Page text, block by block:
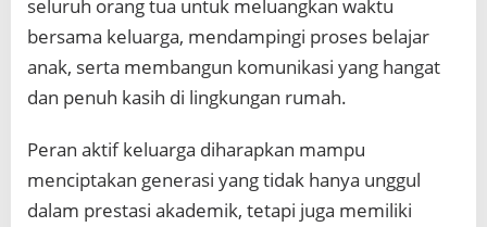
seluruh orang tua untuk meluangkan waktu
bersama keluarga, mendampingi proses belajar
anak, serta membangun komunikasi yang hangat
dan penuh kasih di lingkungan rumah.
Peran aktif keluarga diharapkan mampu
menciptakan generasi yang tidak hanya unggul
dalam prestasi akademik, tetapi juga memiliki